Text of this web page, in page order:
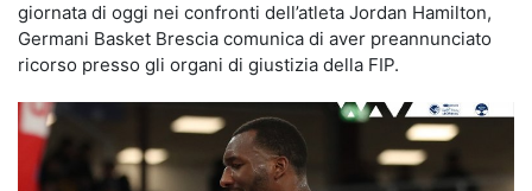
giornata di oggi nei confronti dell’atleta Jordan Hamilton,
Germani Basket Brescia comunica di aver preannunciato
ricorso presso gli organi di giustizia della FIP.